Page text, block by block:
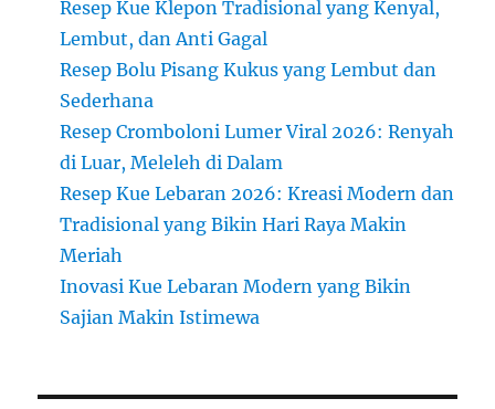
Resep Kue Klepon Tradisional yang Kenyal,
Lembut, dan Anti Gagal
Resep Bolu Pisang Kukus yang Lembut dan
Sederhana
Resep Cromboloni Lumer Viral 2026: Renyah
di Luar, Meleleh di Dalam
Resep Kue Lebaran 2026: Kreasi Modern dan
Tradisional yang Bikin Hari Raya Makin
Meriah
Inovasi Kue Lebaran Modern yang Bikin
Sajian Makin Istimewa